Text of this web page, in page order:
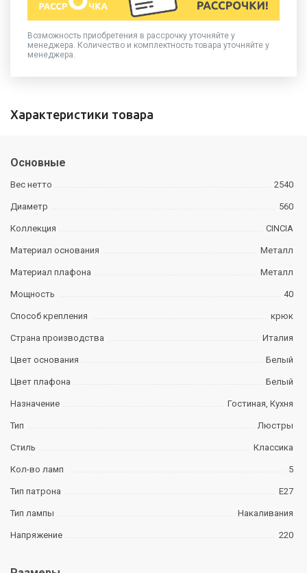
Возможность приобретения в рассрочку уточняйте у
менеджера. Количество и комплектность товара уточняйте у
менеджера.
Характеристики товара
Основные
Вес нетто 2540
Диаметр 560
Коллекция CINCIA
Материал основания Металл
Материал плафона Металл
Мощность 40
Способ крепления крюк
Страна производства Италия
Цвет основания Белый
Цвет плафона Белый
Назначение Гостиная, Кухня
Тип Люстры
Стиль Классика
Кол-во ламп 5
Тип патрона E27
Тип лампы Накаливания
Напряжение 220